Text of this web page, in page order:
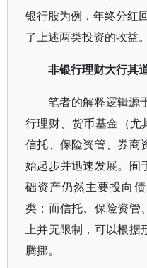
银行股为例，年终分红
了上述两类投资的收益。
非银行理财大行其
笔者的解释逻辑源
行理财、货币基金（尤
信托、保险资管、券商
始起步并迅速发展。囿
础资产仍然主要投向
类；而信托、保险资管
上并无限制，可以根据
腾挪。